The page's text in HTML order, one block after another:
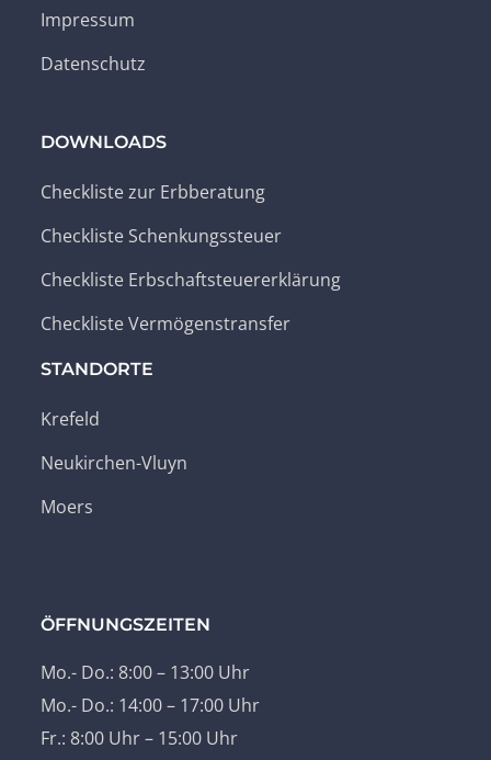
Impressum
Datenschutz
DOWNLOADS
Checkliste zur Erbberatung
Checkliste Schenkungssteuer
Checkliste Erbschaftsteuererklärung
Checkliste Vermögenstransfer
STANDORTE
Krefeld
Neukirchen-Vluyn
Moers
ÖFFNUNGSZEITEN
Mo.- Do.: 8:00 – 13:00 Uhr
Mo.- Do.: 14:00 – 17:00 Uhr
Fr.: 8:00 Uhr – 15:00 Uhr